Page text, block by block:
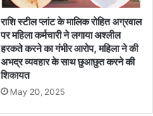
राशि स्टील प्लांट के मालिक रोहित अग्रवाल
पर महिला कर्मचारी ने लगाया अश्लील
हरकते करने का गंभीर आरोप, महिला ने की
अभद्र व्यवहार के साथ छुआछुत करने की
शिकायत
May 20, 2025